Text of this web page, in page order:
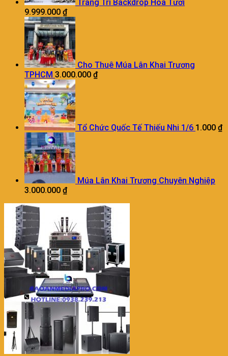
Trang Trí Backdrop Hoa Tươi
9.999.000 ₫
Cho Thuê Múa Lân Khai Trương
TPHCM 3.000.000 ₫
Tổ Chức Quốc Tế Thiếu Nhi 1/6 1.000 ₫
Múa Lân Khai Trương Chuyên Nghiệp
3.000.000 ₫